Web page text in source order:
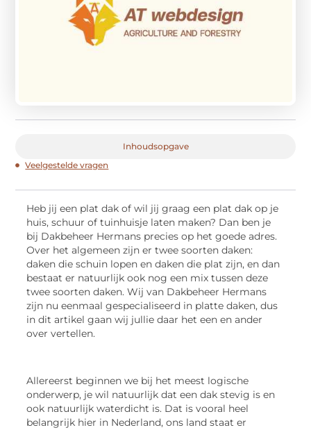
Inhoudsopgave
Veelgestelde vragen
Heb jij een plat dak of wil jij graag een plat dak op je
huis, schuur of tuinhuisje laten maken? Dan ben je
bij Dakbeheer Hermans precies op het goede adres.
Over het algemeen zijn er twee soorten daken:
daken die schuin lopen en daken die plat zijn, en dan
bestaat er natuurlijk ook nog een mix tussen deze
twee soorten daken. Wij van Dakbeheer Hermans
zijn nu eenmaal gespecialiseerd in platte daken, dus
in dit artikel gaan wij jullie daar het een en ander
over vertellen.
Allereerst beginnen we bij het meest logische
onderwerp, je wil natuurlijk dat een dak stevig is en
ook natuurlijk waterdicht is. Dat is vooral heel
belangrijk hier in Nederland, ons land staat er